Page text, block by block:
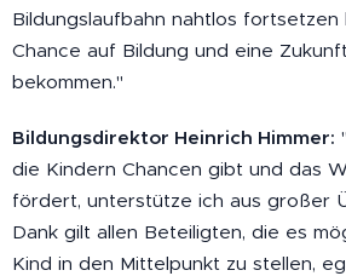
Bildungslaufbahn nahtlos
Chance auf Bildung und eine
bekommen."
Bildungsdirektor Heinrich Himmer:
die Kindern Chancen gibt und das
fördert, unterstütze ich aus großer
Dank gilt allen Beteiligten, die es
Kind in den Mittelpunkt zu stellen,